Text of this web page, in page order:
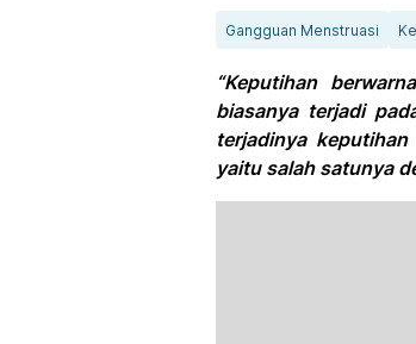
Gangguan Menstruasi
“Keputihan
biasanya terjadi
terjadinya
yaitu salah satunya